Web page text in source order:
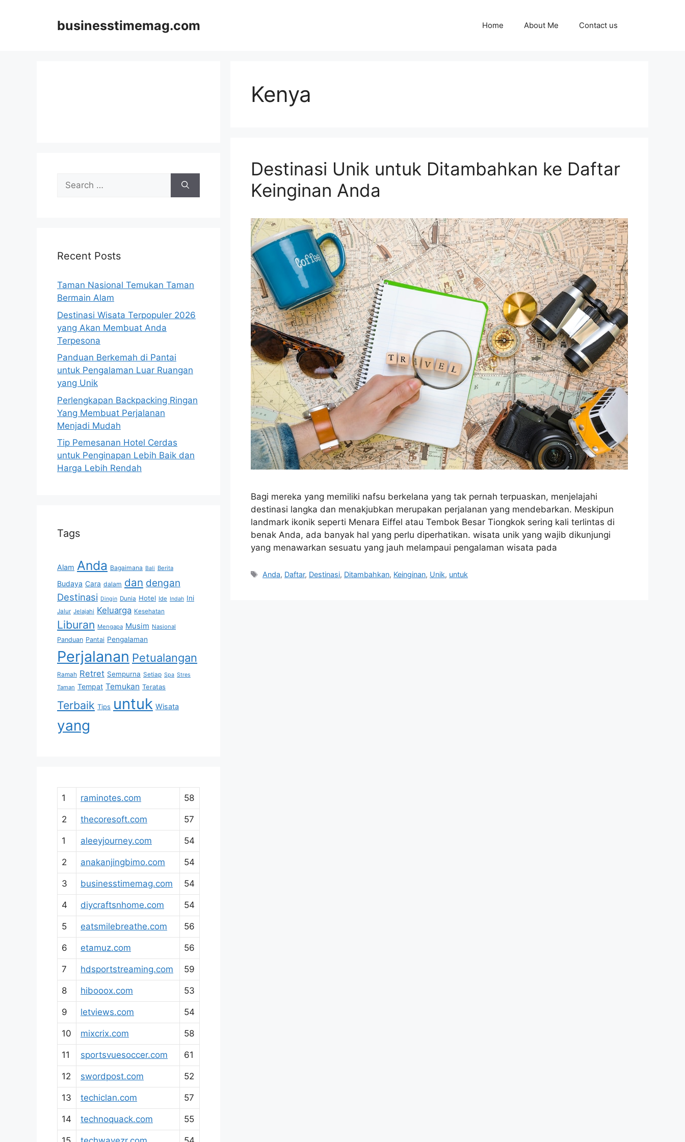
businesstimemag.com Home About Me Contact us
Kenya
Destinasi Unik untuk Ditambahkan ke Daftar
Keinginan Anda
Bagi mereka yang memiliki nafsu berkelana yang tak pernah terpuaskan, menjelajahi
destinasi langka dan menakjubkan merupakan perjalanan yang mendebarkan. Meskipun
landmark ikonik seperti Menara Eiffel atau Tembok Besar Tiongkok sering kali terlintas di
benak Anda, ada banyak hal yang perlu diperhatikan. wisata unik yang wajib dikunjungi
yang menawarkan sesuatu yang jauh melampaui pengalaman wisata pada
Tags
Anda, Daftar, Destinasi, Ditambahkan, Keinginan, Unik, untuk
Search
for:
Recent Posts
Taman Nasional Temukan Taman
Bermain Alam
Destinasi Wisata Terpopuler 2026
yang Akan Membuat Anda
Terpesona
Panduan Berkemah di Pantai
untuk Pengalaman Luar Ruangan
yang Unik
Perlengkapan Backpacking Ringan
Yang Membuat Perjalanan
Menjadi Mudah
Tip Pemesanan Hotel Cerdas
untuk Penginapan Lebih Baik dan
Harga Lebih Rendah
Tags
Alam Anda Bagaimana Bali Berita
Budaya Cara dalam dan dengan
Destinasi Dingin Dunia Hotel Ide Indah Ini
Jalur Jelajahi Keluarga Kesehatan
Liburan Mengapa Musim Nasional
Panduan Pantai Pengalaman
Perjalanan Petualangan
Ramah Retret Sempurna Setiap Spa Stres
Taman Tempat Temukan Teratas
Terbaik Tips untuk Wisata
yang
1 raminotes.com 58
2 thecoresoft.com 57
1 aleeyjourney.com 54
2 anakanjingbimo.com 54
3 businesstimemag.com 54
4 diycraftsnhome.com 54
5 eatsmilebreathe.com 56
6 etamuz.com 56
7 hdsportstreaming.com 59
8 hibooox.com 53
9 letviews.com 54
10 mixcrix.com 58
11 sportsvuesoccer.com 61
12 swordpost.com 52
13 techiclan.com 57
14 technoquack.com 55